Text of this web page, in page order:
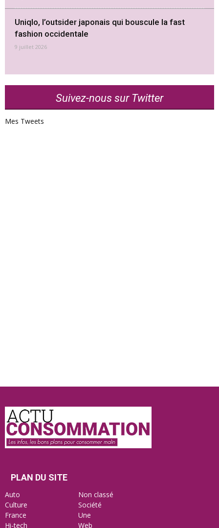
Uniqlo, l’outsider japonais qui bouscule la fast
fashion occidentale
9 juillet 2026
Suivez-nous sur Twitter
Mes Tweets
PLAN DU SITE
Auto
Non classé
Culture
Société
France
Une
Hi-tech
Web